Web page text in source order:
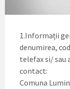
1.Informații
denumirea,
telefax si/ sau
contact:
Comuna